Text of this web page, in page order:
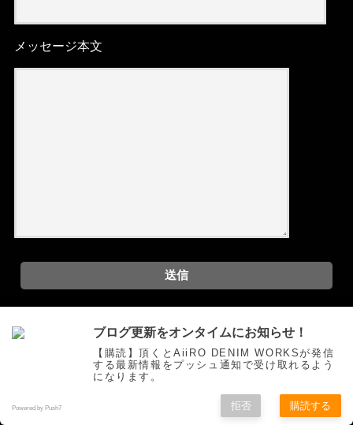
メッセージ本文
問い合わせtest
ブログ更新をオンタイムにお知らせ！
【購読】頂くとAiiRO DENIM WORKSが発信
する最新情報をプッシュ通知で受け取れるよう
になります。
Powered by Push7 拒否 購読する